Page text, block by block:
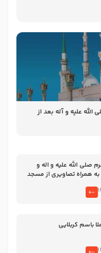
علیه و آله بعد از
صلی الله علیه و اله و
همراه تصاویری از مسجد
باسم کربلایی